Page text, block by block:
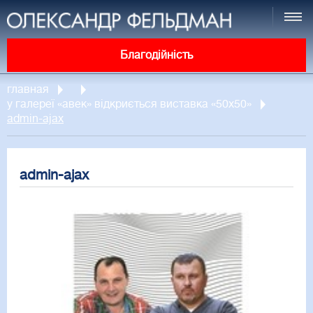
Благодійність
главная
у галереї «авек» відкриється виставка «50х50»
admin-ajax
admin-ajax